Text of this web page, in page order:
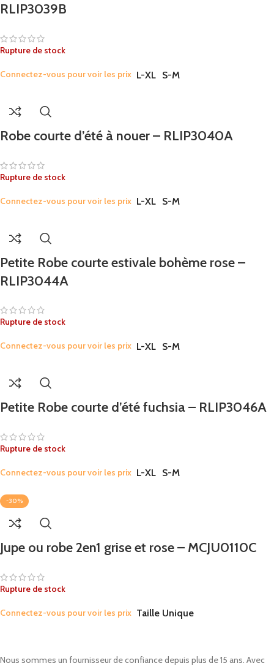
RLIP3039B
Rupture de stock
Connectez-vous pour voir les prix L-XL S-M
Robe courte d’été à nouer – RLIP3040A
Rupture de stock
Connectez-vous pour voir les prix L-XL S-M
Petite Robe courte estivale bohème rose –
RLIP3044A
Rupture de stock
Connectez-vous pour voir les prix L-XL S-M
Petite Robe courte d’été fuchsia – RLIP3046A
Rupture de stock
Connectez-vous pour voir les prix L-XL S-M
-30%
Jupe ou robe 2en1 grise et rose – MCJU0110C
Rupture de stock
Connectez-vous pour voir les prix Taille Unique
Nous sommes un fournisseur de confiance depuis plus de 15 ans. Avec